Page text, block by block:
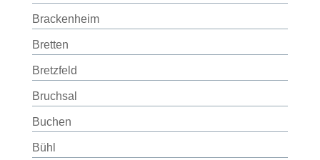
Brackenheim
Bretten
Bretzfeld
Bruchsal
Buchen
Bühl